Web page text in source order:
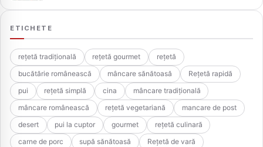
ETICHETE
rețetă tradițională rețetă gourmet
rețetă
bucătărie românească
mâncare sănătoasă
Rețetă rapidă
pui
rețetă simplă cina
mâncare tradițională
mâncare românească
rețetă vegetariană
mancare de post
desert
pui la cuptor gourmet
rețetă culinară
carne de porc
supă sănătoasă Rețetă de vară